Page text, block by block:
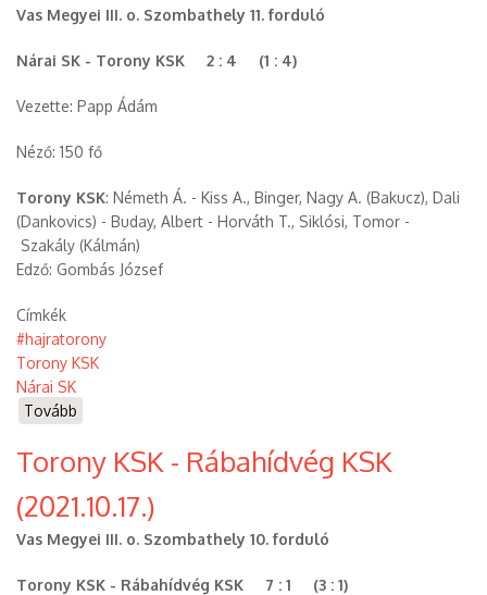
SE
Vas Megyei III. o. Szombathely 11. forduló
Nárai SK - Torony KSK 2 : 4 (1 : 4)
Vezette: Papp Ádám
Néző: 150 fő
Torony KSK: Németh Á. - Kiss A., Binger, Nagy A. (Bakucz), Dali
(Dankovics) - Buday, Albert - Horváth T., Siklósi, Tomor -
Szakály (Kálmán)
Edző: Gombás József
Címkék
#hajratorony
Torony KSK
Nárai SK
Tovább
-
Torony
KSK
(2021.10.24.))
Torony KSK - Rábahídvég KSK
(2021.10.17.)
Vas Megyei III. o. Szombathely 10. forduló
Torony KSK - Rábahídvég KSK 7 : 1 (3 : 1)